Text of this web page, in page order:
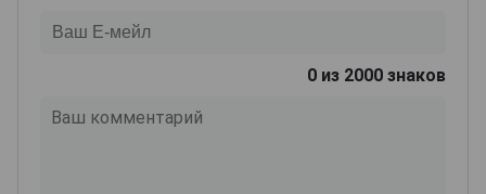
0 из 2000 знаков